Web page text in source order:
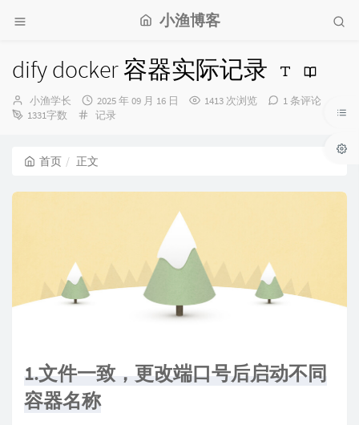
小渔博客
dify docker 容器实际记录
博
主：
小渔学长
发
布
2025 年 09 月 16 日 1413 次浏览
1 条评论
1331字数
分
记录
首页 正文
1.文件一致，更改端口号后启动不同
容器名称